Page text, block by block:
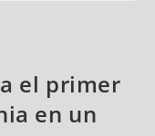
el primer
en un